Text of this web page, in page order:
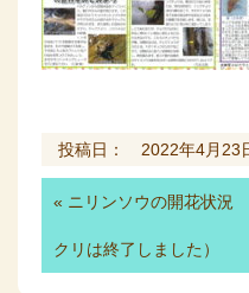
投稿日： 2022年4月23
« ニリンソウの開花状況
クリは終了しました）